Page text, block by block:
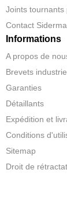
Joints tournants
Contact
Informations
A propos de
Brevets
Garanties
Détaillants
Expédition et
Conditions
Sitemap
Droit de